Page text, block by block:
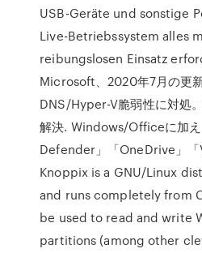
USB-Geräte und sonstige
Live-Betriebssystem alles
reibungslosen Einsatz
Microsoft、2020年7月の更
DNS/Hyper-V脆弱性に対処
解決. Windows/Officeに加
Defender」「OneDrive」
Knoppix is a GNU/Linux
and runs completely from
be used to read and write
partitions (among other